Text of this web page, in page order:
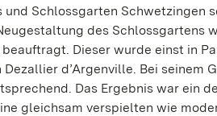
und Schlossgarten Schwetzingen
des Schlossgartens
Dieser wurde einst in
Dezallier d’Argenville. Bei seinem
Das Ergebnis war ein
gleichsam verspielten wie